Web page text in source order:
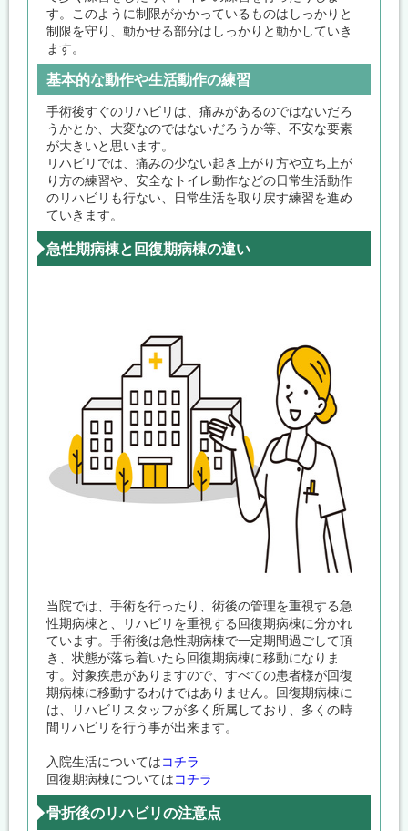
す。このように制限がかかっているものはしっかりと
制限を守り、動かせる部分はしっかりと動かしていき
ます。
基本的な動作や生活動作の練習
手術後すぐのリハビリは、痛みがあるのではないだろ
うかとか、大変なのではないだろうか等、不安な要素
が大きいと思います。
リハビリでは、痛みの少ない起き上がり方や立ち上が
り方の練習や、安全なトイレ動作などの日常生活動作
のリハビリも行ない、日常生活を取り戻す練習を進め
ていきます。
急性期病棟と回復期病棟の違い
当院では、手術を行ったり、術後の管理を重視する急
性期病棟と、リハビリを重視する回復期病棟に分かれ
ています。手術後は急性期病棟で一定期間過ごして頂
き、状態が落ち着いたら回復期病棟に移動になりま
す。対象疾患がありますので、すべての患者様が回復
期病棟に移動するわけではありません。回復期病棟に
は、リハビリスタッフが多く所属しており、多くの時
間リハビリを行う事が出来ます。
入院生活についてはコチラ
回復期病棟についてはコチラ
骨折後のリハビリの注意点